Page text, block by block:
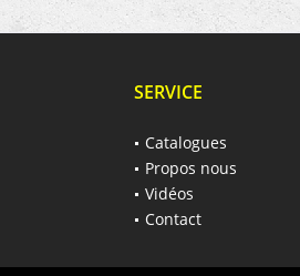
SERVICE
Catalogues
Propos nous
Vidéos
Contact